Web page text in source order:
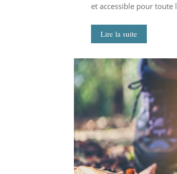
et accessible pour toute
Lire la suite